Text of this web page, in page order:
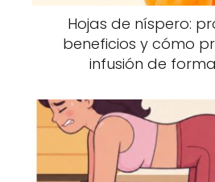
Hojas de níspero:
beneficios y cómo
infusión de